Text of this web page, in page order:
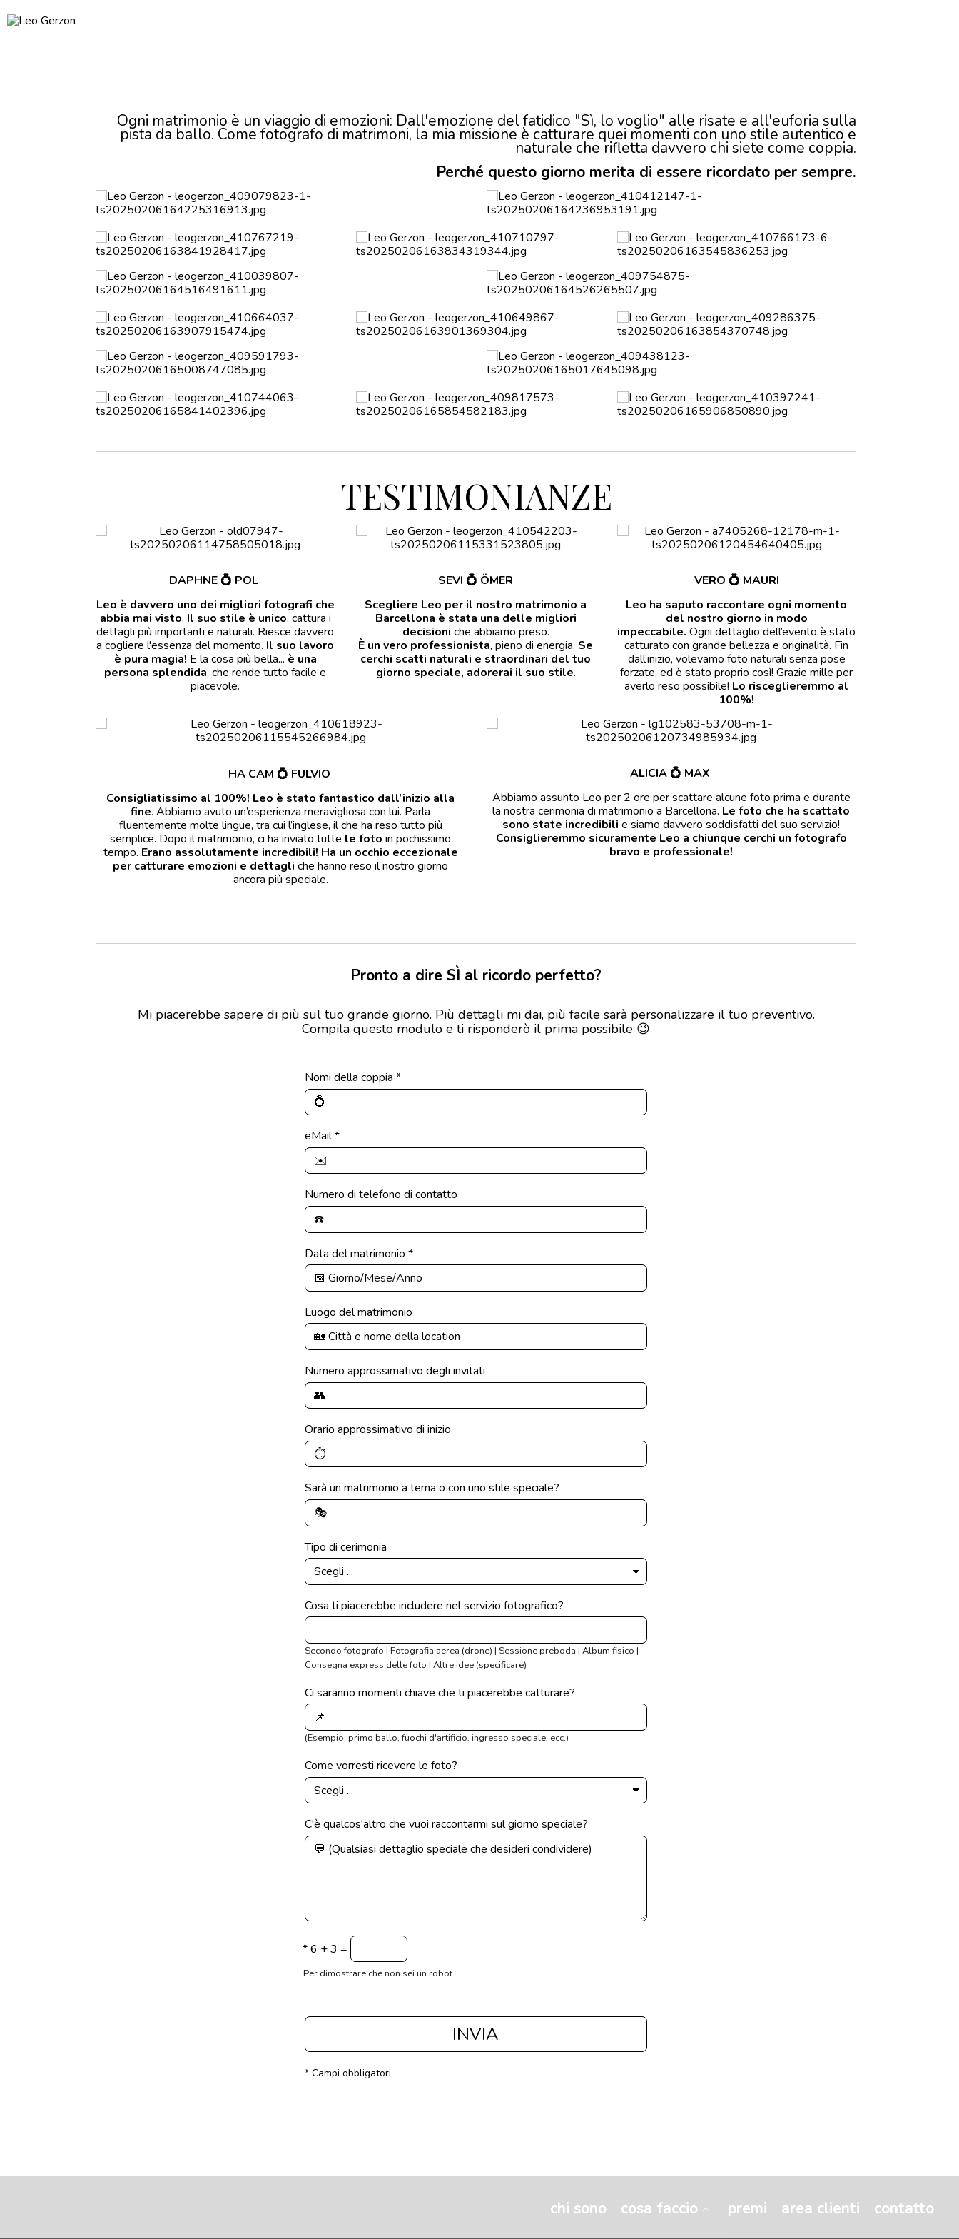
Ogni matrimonio è un viaggio di emozioni: Dall'emozione del fatidico "Sì, lo voglio" alle risate e all'euforia sulla
pista da ballo. Come fotografo di matrimoni, la mia missione è catturare quei momenti con uno stile autentico e
naturale che rifletta davvero chi siete come coppia.
Perché questo giorno merita di essere ricordato per sempre.
TESTIMONIANZE
DAPHNE 💍 POL
Leo è davvero uno dei migliori fotografi che
abbia mai visto. Il suo stile è unico, cattura i
dettagli più importanti e naturali. Riesce davvero
a cogliere l'essenza del momento. Il suo lavoro
è pura magia! E la cosa più bella... è una
persona splendida, che rende tutto facile e
piacevole.
SEVI 💍 ÖMER
Scegliere Leo per il nostro matrimonio a
Barcellona è stata una delle migliori
decisioni che abbiamo preso.
È un vero professionista, pieno di energia. Se
cerchi scatti naturali e straordinari del tuo
giorno speciale, adorerai il suo stile.
VERO 💍 MAURI
Leo ha saputo raccontare ogni momento
del nostro giorno in modo
impeccabile.Ogni dettaglio dell’evento è stato
catturato con grande bellezza e originalità. Fin
dall’inizio, volevamo foto naturali senza pose
forzate, ed è stato proprio così! Grazie mille per
averlo reso possibile! Lo risceglieremmo al
100%!
HA CAM 💍 FULVIO
Consigliatissimo al 100%! Leo è stato fantastico dall’inizio alla
fine. Abbiamo avuto un’esperienza meravigliosa con lui. Parla
fluentemente molte lingue, tra cui l’inglese, il che ha reso tutto più
semplice. Dopo il matrimonio, ci ha inviato tutte le foto in pochissimo
tempo. Erano assolutamente incredibili! Ha un occhio eccezionale
per catturare emozioni e dettagli che hanno reso il nostro giorno
ancora più speciale.
ALICIA 💍 MAX
Abbiamo assunto Leo per 2 ore per scattare alcune foto prima e durante
la nostra cerimonia di matrimonio a Barcellona. Le foto che ha scattato
sono state incredibili e siamo davvero soddisfatti del suo servizio!
Consiglieremmo sicuramente Leo a chiunque cerchi un fotografo
bravo e professionale!
Pronto a dire SÌ al ricordo perfetto?
Mi piacerebbe sapere di più sul tuo grande giorno. Più dettagli mi dai, più facile sarà personalizzare il tuo preventivo.
Compila questo modulo e ti risponderò il prima possibile 😉
Nomi della coppia *
eMail*
Numero di telefono di contatto
Data del matrimonio *
Luogo del matrimonio
Numero approssimativo degli invitati
Orario approssimativo di inizio
Sarà un matrimonio a tema o con uno stile speciale?
Tipo di cerimonia
Cosa ti piacerebbe includere nel servizio fotografico?
Secondo fotografo | Fotografia aerea (drone) | Sessione preboda | Album fisico |
Consegna express delle foto | Altre idee (specificare)
Ci saranno momenti chiave che ti piacerebbe catturare?
(Esempio: primo ballo, fuochi d'artificio, ingresso speciale, ecc.)
Come vorresti ricevere le foto?
C'è qualcos'altro che vuoi raccontarmi sul giorno speciale?
*6 + 3 =
Per dimostrare che non sei un robot.
INVIA
* Campi obbligatori
chi sono cosa faccio premi area clienti contatto